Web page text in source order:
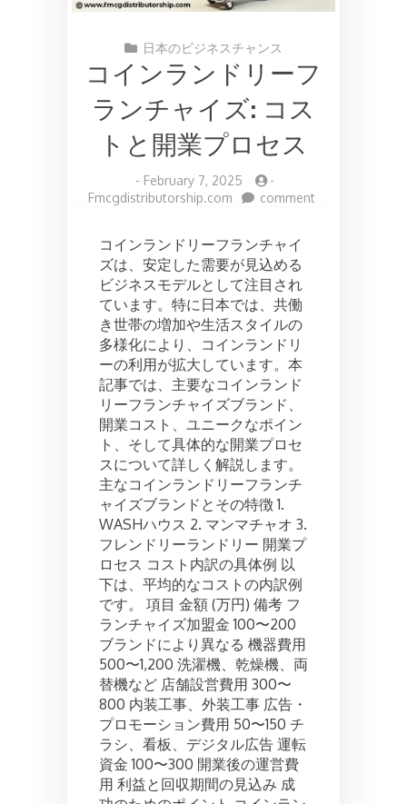
日本のビジネスチャンス
コインランドリーフ
ランチャイズ: コス
トと開業プロセス
- February 7, 2025
-
Fmcgdistributorship.com
commenton
コインランドリーフランチャイ
ズは、安定した需要が見込める
ビジネスモデルとして注目され
ています。特に日本では、共働
き世帯の増加や生活スタイルの
多様化により、コインランドリ
ーの利用が拡大しています。本
記事では、主要なコインランド
リーフランチャイズブランド、
開業コスト、ユニークなポイン
ト、そして具体的な開業プロセ
スについて詳しく解説します。
主なコインランドリーフランチ
ャイズブランドとその特徴 1.
WASHハウス 2. マンマチャオ 3.
フレンドリーランドリー 開業プ
ロセス コスト内訳の具体例 以
下は、平均的なコストの内訳例
です。 項目 金額 (万円) 備考 フ
ランチャイズ加盟金 100〜200
ブランドにより異なる 機器費用
500〜1,200 洗濯機、乾燥機、両
替機など 店舗設営費用 300〜
800 内装工事、外装工事 広告・
プロモーション費用 50〜150 チ
ラシ、看板、デジタル広告 運転
資金 100〜300 開業後の運営費
用 利益と回収期間の見込み 成